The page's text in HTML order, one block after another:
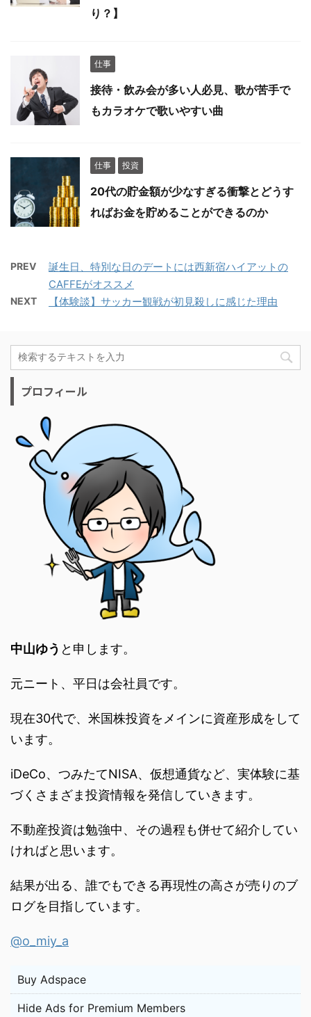
り？】
仕事
接待・飲み会が多い人必見、歌が苦手で
もカラオケで歌いやすい曲
仕事 投資
20代の貯金額が少なすぎる衝撃とどうす
ればお金を貯めることができるのか
PREV
誕生日、特別な日のデートには西新宿ハイアットの
CAFFEがオススメ
NEXT 【体験談】サッカー観戦が初見殺しに感じた理由
プロフィール
中山ゆう と申します。
元ニート、平日は会社員です。
現在30代で、米国株投資をメインに資産形成をして
います。
iDeCo、つみたてNISA、仮想通貨など、実体験に基
づくさまざま投資情報を発信していきます。
不動産投資は勉強中、その過程も併せて紹介してい
ければと思います。
結果が出る、誰でもできる再現性の高さが売りのブ
ログを目指しています。
@o_miy_a
Buy Adspace
Hide Ads for Premium Members